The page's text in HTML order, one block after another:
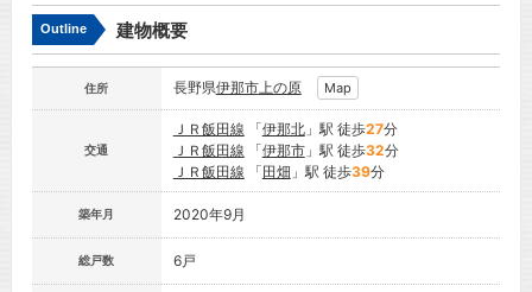
Outline 建物概要
住所 長野県伊那市上の原 Map
交通
ＪＲ飯田線 「伊那北」駅 徒歩27分
ＪＲ飯田線 「伊那市」駅 徒歩32分
ＪＲ飯田線 「田畑 」駅 徒歩39分
築年月 2020年9月
総戸数 6戸